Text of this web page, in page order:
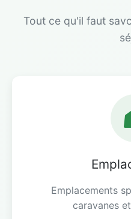
Tout ce qu'il faut
Emplacements
caravanes